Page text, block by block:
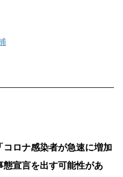
コロナ感染者が急速に増加
態宣言を出す可能性があ